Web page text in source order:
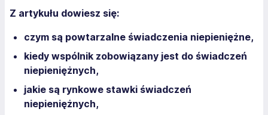
Z artykułu dowiesz się:
czym są powtarzalne świadczenia niepieniężne,
kiedy wspólnik zobowiązany jest do świadczeń
niepieniężnych,
jakie są rynkowe stawki świadczeń
niepieniężnych,